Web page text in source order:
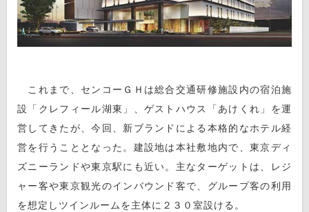
これまで、センコーＧＨは総合交通研修施設内の宿泊施
設「クレフィール湖東」、ゲストハウス「あけくれ」を運
営してきたが、今回、新ブランドによる本格的なホテル経
営を行うこととなった。建設地は本社敷地内で、東京ディ
ズニーランドや東京駅にも近い。主なターゲットは、レジ
ャー客や東京観光のインバウンド客で、グループ客の利用
を想定しツインルームを主体に２３０室設ける。